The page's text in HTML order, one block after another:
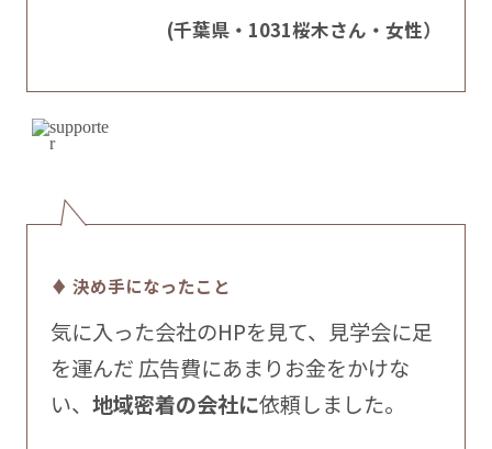
(千葉県・1031桜木さん・女性）
♦ 決め手になったこと
気に入った会社のHPを見て、見学会に足
を運んだ 広告費にあまりお金をかけな
い、 地域密着の会社に依頼しました。